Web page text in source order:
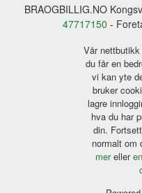
BRAOGBILLIG.NO
47717150 -
Vår
du får en
vi kan yte
bruker
lagre
hva du har
din.
normalt om
mereller